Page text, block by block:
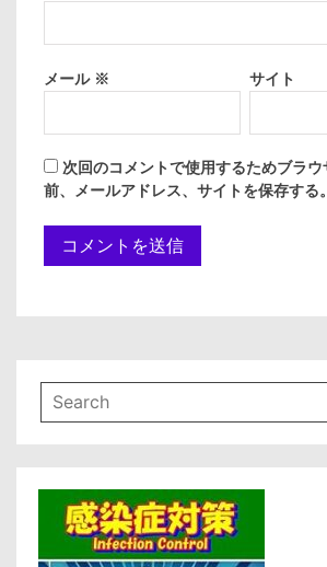
メール ※ サイト
次回のコメントで使用するためブラウ
前、メールアドレス、サイトを保存する。